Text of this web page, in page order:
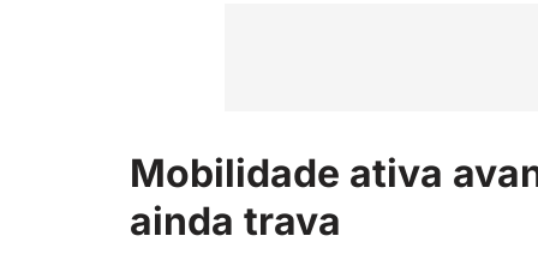
Mobilidade ativa
ainda trava